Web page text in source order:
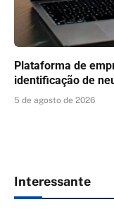
Plataforma de
identificação de
5 de agosto de 2026
Interessante